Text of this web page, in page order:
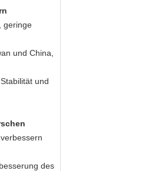
geringe
und China,
und
des